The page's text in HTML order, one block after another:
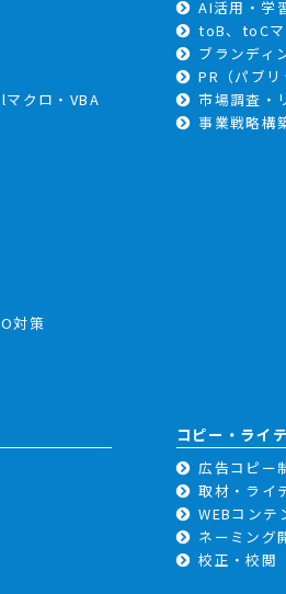
クロ・VBA
対策
AI活用・学
toB、toCマ
ブランディ
PR（パブリ
市場調査・
事業戦略構
コピー・ライ
広告コピー
取材・ライ
WEBコンテ
ネーミング
校正・校閲